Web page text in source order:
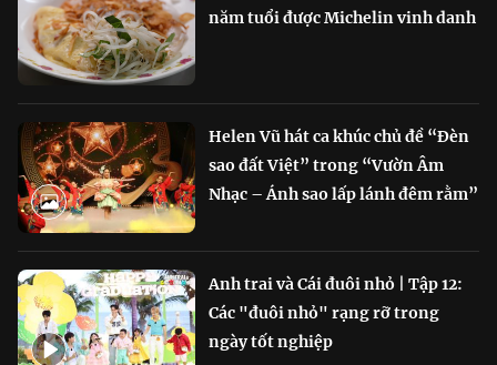
năm tuổi được Michelin vinh danh
Helen Vũ hát ca khúc chủ đề “Đèn
sao đất Việt” trong “Vườn Âm
Nhạc – Ánh sao lấp lánh đêm rằm”
Anh trai và Cái đuôi nhỏ | Tập 12:
Các "đuôi nhỏ" rạng rỡ trong
ngày tốt nghiệp